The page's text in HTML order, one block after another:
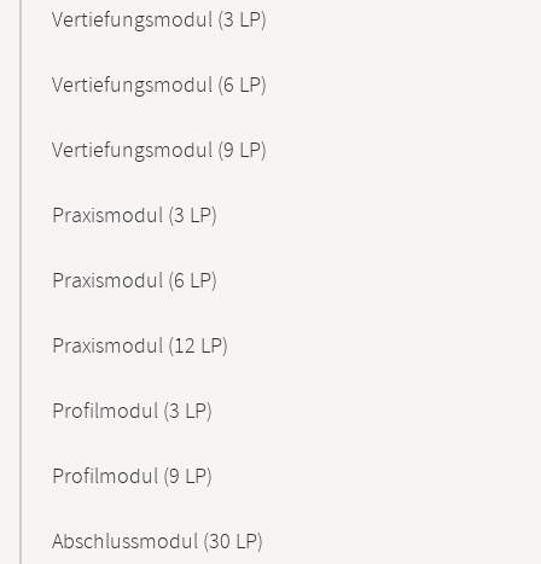
Vertiefungsmodul (3 LP)
Vertiefungsmodul (6 LP)
Vertiefungsmodul (9 LP)
Praxismodul (3 LP)
Praxismodul (6 LP)
Praxismodul (12 LP)
Profilmodul (3 LP)
Profilmodul (9 LP)
Abschlussmodul (30 LP)